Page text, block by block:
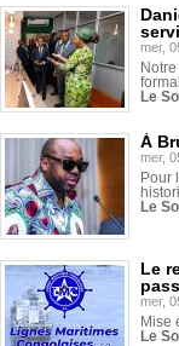
mer,
Le
À
mer,
Pour
Le
Le
mer,
Mise
Le